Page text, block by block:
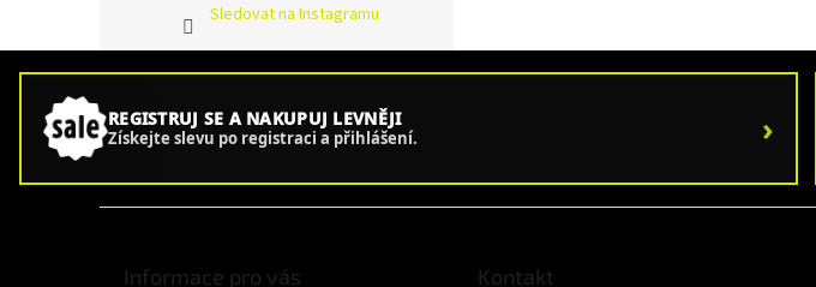
Sledovat na Instagramu
REGISTRUJ SE A NAKUPUJ LEVNĚJI
Získejte slevu po registraci a přihlášení. ›
Informace pro vás Kontakt